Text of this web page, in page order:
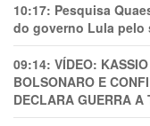
10:17: Pesquisa
do governo Lula pelo
09:14: VÍDEO:
BOLSONARO E
DECLARA GUERRA A